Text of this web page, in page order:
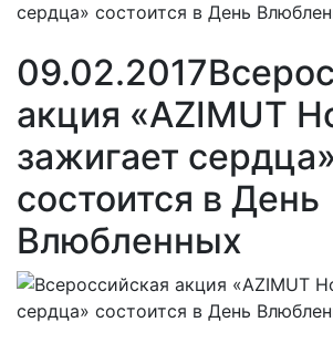
сердца» состоится в День
09.02.2017
акция «AZIMUT
зажигает сердца»
состоится в День
Влюбленных